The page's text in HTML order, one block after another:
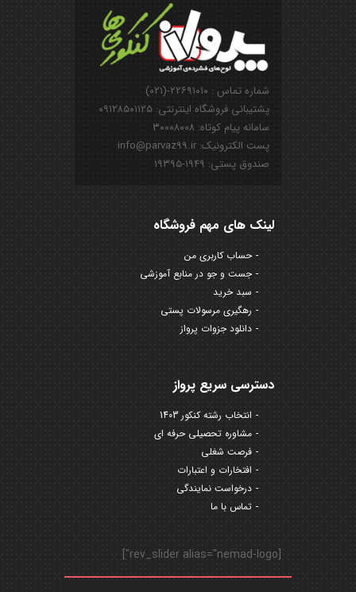
شماره تماس : ۲۲۶۹۱۰۱۰-(۰۲۱)
پشتیبانی فروشگاه اینترنتی: ۰۹۱۲۸۵۰۱۱۲۵
سامانه پیام کوتاه: ۳۰۰۰۸۰۰۸
پست الکترونیک: info@parvaz99.ir
صندوق پستی: ۱۹۴۹-۱۹۳۹۵
لینک های مهم فروشگاه
حساب کاربری من
جست و جو در منابع آموزشی
سبد خرید
رهگیری مرسولات پستی
دانلود جزوات پرواز
دسترسی سریع پرواز
انتخاب رشته کنکور 1403
مشاوره تحصیلی حرفه ای
فرصت شغلی
افتخارات و اعتبارات
درخواست نمایندگی
تماس با ما
[rev_slider alias="nemad-logo"]